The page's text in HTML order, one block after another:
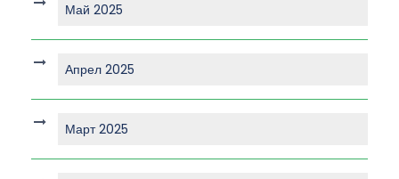
Май 2025
Апрел 2025
Март 2025